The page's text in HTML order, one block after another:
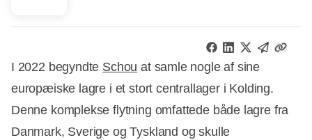
I 2022 begyndte Schou at samle nogle af sine
europæiske lagre i et stort centrallager i Kolding.
Denne komplekse flytning omfattede både lagre fra
Danmark, Sverige og Tyskland og skulle